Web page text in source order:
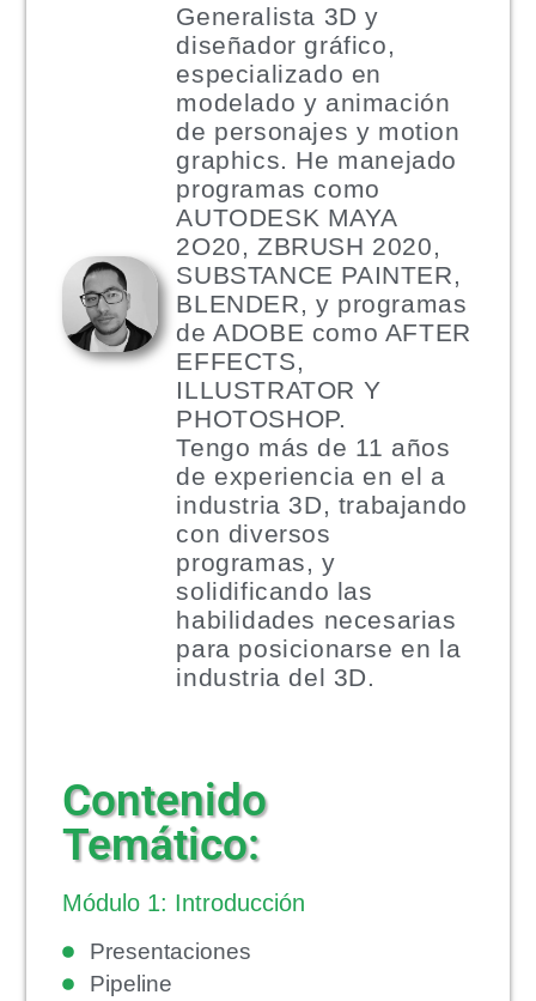
Generalista 3D y
diseñador gráfico,
especializado en
modelado y animación
de personajes y motion
graphics. He manejado
programas como
AUTODESK MAYA
2O20, ZBRUSH 2020,
SUBSTANCE PAINTER,
BLENDER, y programas
de ADOBE como AFTER
EFFECTS,
ILLUSTRATOR Y
PHOTOSHOP.
Tengo más de 11 años
de experiencia en el a
industria 3D, trabajando
con diversos
programas, y
solidificando las
habilidades necesarias
para posicionarse en la
industria del 3D.
Contenido
Temático:
Módulo 1: Introducción
Presentaciones
Pipeline